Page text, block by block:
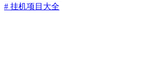
# 挂机项目大全